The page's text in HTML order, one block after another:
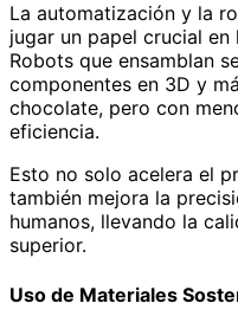
La automatización y la
jugar un papel crucial
Robots que ensamblan
componentes en 3D y
chocolate, pero con
eficiencia.
Esto no solo acelera el
también mejora la
humanos, llevando la
superior.
Uso de Materiales